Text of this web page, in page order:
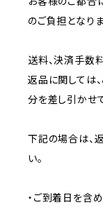
のご負担となりま
送料、決済手数
返品に関しては
分を差し引かせ
下記の場合は、
い。
・ご到着日を含